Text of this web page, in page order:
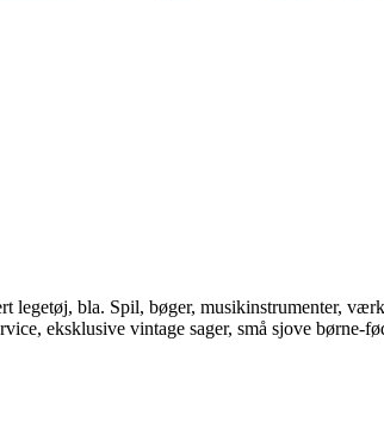
legetøj, bla. Spil, bøger, musikinstrumenter,
eksklusive vintage sager, små sjove børne-